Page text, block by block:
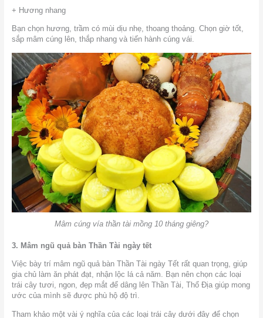
+ Hương nhang
Bạn chọn hương, trầm có mùi dịu nhẹ, thoang thoảng. Chọn giờ tốt,
sắp mâm cúng lên, thắp nhang và tiến hành cúng vái.
Mâm cúng vía thần tài mồng 10 tháng giêng?
3. Mâm ngũ quả bàn Thần Tài ngày tết
Việc bày trí mâm ngũ quả bàn Thần Tài ngày Tết rất quan trọng, giúp
gia chủ làm ăn phát đạt, nhận lộc lá cả năm. Bạn nên chọn các loại
trái cây tươi, ngon, đẹp mắt để dâng lên Thần Tài, Thổ Địa giúp mong
ước của mình sẽ được phù hộ độ trì.
Tham khảo một vài ý nghĩa của các loại trái cây dưới đây để chọn